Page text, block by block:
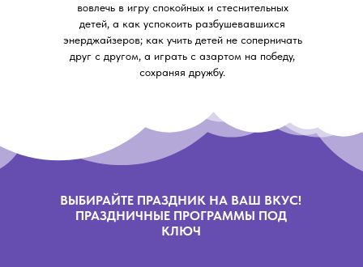
вовлечь в игру спокойных и стеснительных
детей, а как успокоить разбушевавшихся
энерджайзеров; как учить детей не соперничать
друг с другом, а играть с азартом на победу,
сохраняя дружбу.
ВЫБИРАЙТЕ ПРАЗДНИК НА ВАШ ВКУС!
ПРАЗДНИЧНЫЕ ПРОГРАММЫ ПОД
КЛЮЧ